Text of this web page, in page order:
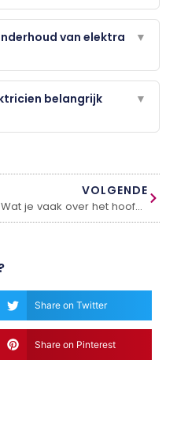
van elektra
▼
belangrijk
▼
VOLGENDE
Wat je vaak over het hoofd ziet bij de verkoop of verhuur van een woning
Share on Twitter
Share on Pinterest